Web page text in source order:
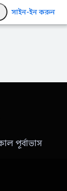
সাইন-ইন করুন
পূর্বাভাস